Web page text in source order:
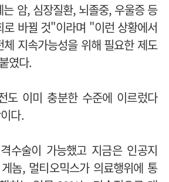
암, 심장질환, 뇌졸중, 우울증 등
로 바뀔 것"이라며 "이런 상황에서
지속가능성을 위해 필요한 제도
였다.
도 이미 충분한 수준에 이르렀다
다.
수술이 가능했고 지금은 인공지
놈, 멀티오믹스가 의료행위에 통